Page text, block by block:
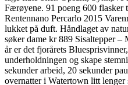
Færøyene. 91 poeng 600 flasker
Rentennano Percarlo 2015
lukket på duft. Håndlaget av
søker dame kr 889 Sisaltepper –
år er det fjorårets
underholdningen og skape
sekunder arbeid, 20 sekunder
overnatter i Watertown litt lenger